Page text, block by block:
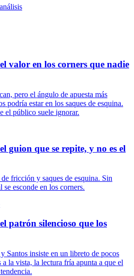
análisis
valor en los corners que nadie
pero el ángulo de apuesta más
podría estar en los saques de esquina.
el público suele ignorar.
guion que se repite, y no es el
fricción y saques de esquina. Sin
esconde en los corners.
patrón silencioso que los
Santos insiste en un libreto de pocos
la vista, la lectura fría apunta a que el